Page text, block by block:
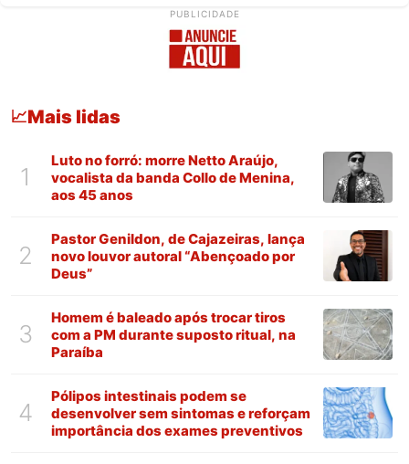
PUBLICIDADE
📈Mais lidas
1
Luto no forró: morre Netto Araújo,
vocalista da banda Collo de Menina,
aos 45 anos
2
Pastor Genildon, de Cajazeiras, lança
novo louvor autoral “Abençoado por
Deus”
3
Homem é baleado após trocar tiros
com a PM durante suposto ritual, na
Paraíba
4
Pólipos intestinais podem se
desenvolver sem sintomas e reforçam
importância dos exames preventivos